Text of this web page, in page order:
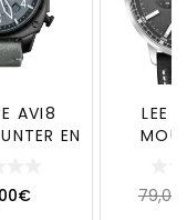
AVI8
EN
€
LEE
79,00